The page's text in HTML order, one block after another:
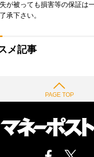
が被っても損害等の保証は
承下さい。
メ記事
PAGE TOP